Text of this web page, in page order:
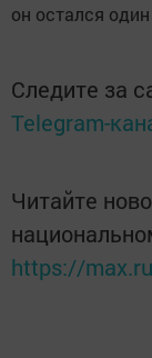
он остался
Следите за
Telegram-
Читайте
https://